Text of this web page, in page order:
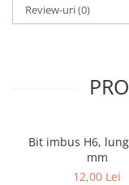
Volvo
VW
Alte Scule
Biax & slefuitor
Pulverizatoare cu aer
Review-uri(0)
Bit imbus H6,
mm
12,00 Lei